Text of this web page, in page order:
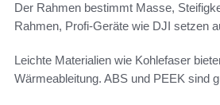
Der Rahmen bestimmt Masse,
Rahmen, Profi-Geräte wie DJI setzen
Leichte Materialien wie Kohlefaser
Wärmeableitung. ABS und PEEK sind